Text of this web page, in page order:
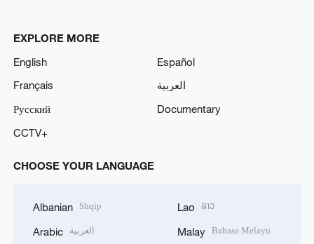
EXPLORE MORE
English
Español
Français
العربية
Русский
Documentary
CCTV+
CHOOSE YOUR LANGUAGE
Albanian Shqip
Arabic العربية
Lao ລາວ
Malay Bahasa Melayu